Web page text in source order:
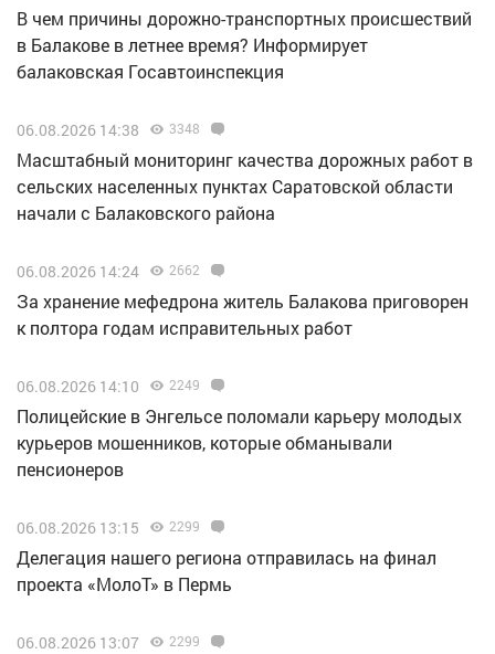
В чем причины дорожно-транспортных происшествий
в Балакове в летнее время? Информирует
балаковская Госавтоинспекция
06.08.2026 14:38 3348
Масштабный мониторинг качества дорожных работ в
сельских населенных пунктах Саратовской области
начали с Балаковского района
06.08.2026 14:24 2662
За хранение мефедрона житель Балакова приговорен
к полтора годам исправительных работ
06.08.2026 14:10 2249
Полицейские в Энгельсе поломали карьеру молодых
курьеров мошенников, которые обманывали
пенсионеров
06.08.2026 13:15 2299
Делегация нашего региона отправилась на финал
проекта «МолоТ» в Пермь
06.08.2026 13:07 2299